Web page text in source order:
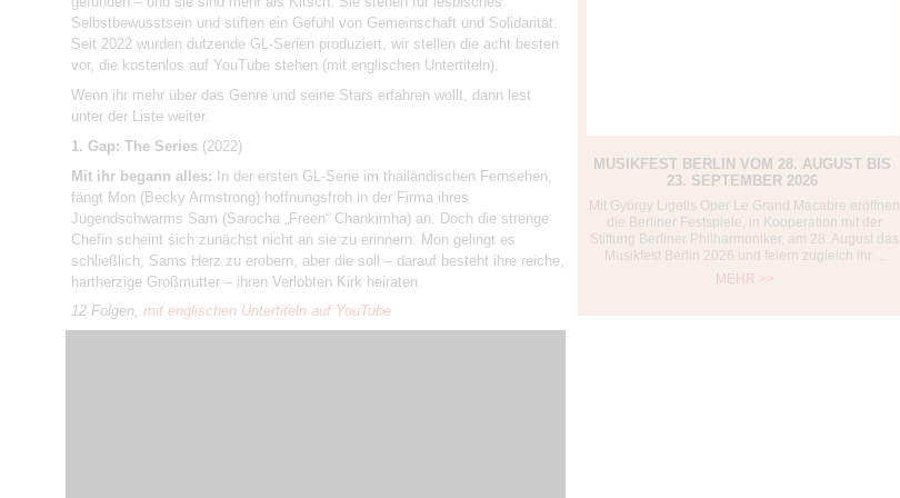
Selbstbewusstsein und stiften ein Gefühl von Gemeinschaft und Solidarität.
Seit 2022 wurden dutzende GL-Serien produziert, wir stellen die acht besten
vor, die kostenlos auf YouTube stehen (mit englischen Untertiteln).
Wenn ihr mehr über das Genre und seine Stars erfahren wollt, dann lest
unter der Liste weiter.
1. Gap: The Series (2022)
Mit ihr begann alles: In der ersten GL-Serie im thailändischen Fernsehen,
fängt Mon (Becky Armstrong) hoffnungsfroh in der Firma ihres
Jugendschwarms Sam (Sarocha „Freen“ Chankimha) an. Doch die strenge
Chefin scheint sich zunächst nicht an sie zu erinnern. Mon gelingt es
schließlich, Sams Herz zu erobern, aber die soll – darauf besteht ihre reiche,
hartherzige Großmutter – ihren Verlobten Kirk heiraten.
12 Folgen, mit englischen Untertiteln auf YouTube
MUSIKFEST BERLIN VOM 28. AUGUST BIS
23. SEPTEMBER 2026
Mit György Ligetis Oper Le Grand Macabre eröffnen
die Berliner Festspiele, in Kooperation mit der
Stiftung Berliner Philharmoniker, am 28. August das
Musikfest Berlin 2026 und feiern zugleich ihr ...
MEHR >>